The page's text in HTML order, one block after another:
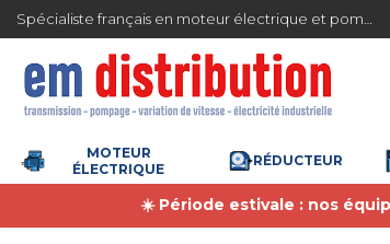
en France métropolitaine à partir de 360 €
MOTEUR
ÉLECTRIQUE
RÉDUCTEUR
☀️ Période estivale : nos
Gestion des cookies